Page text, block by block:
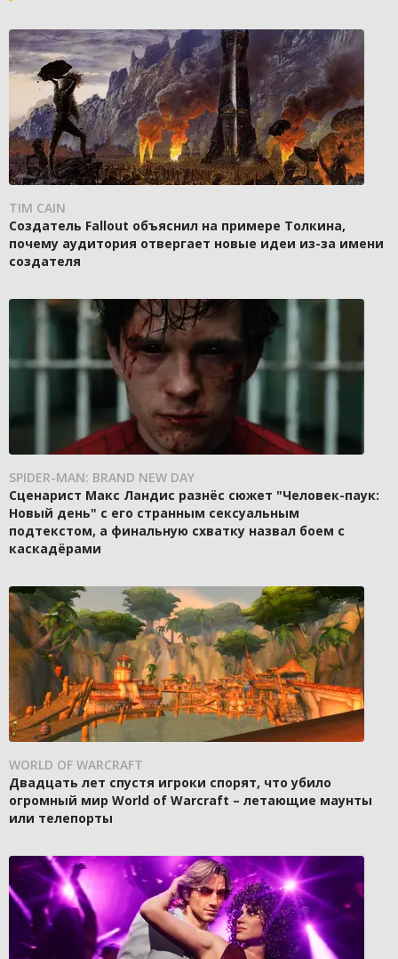
TIM CAIN
Создатель Fallout объяснил на примере Толкина,
почему аудитория отвергает новые идеи из-за имени
создателя
SPIDER-MAN: BRAND NEW DAY
Сценарист Макс Ландис разнёс сюжет "Человек-паук:
Новый день" с его странным сексуальным
подтекстом, а финальную схватку назвал боем с
каскадёрами
WORLD OF WARCRAFT
Двадцать лет спустя игроки спорят, что убило
огромный мир World of Warcraft – летающие маунты
или телепорты